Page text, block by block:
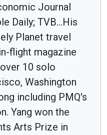
Journal
Daily; TVB...His
Planet travel
flight magazine
10 solo
Washington
including PMQ's
Yang won the
Arts Prize in